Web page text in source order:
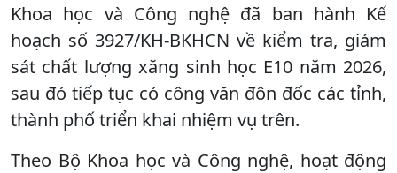
Khoa học và Công nghệ đã ban hành Kế
hoạch số 3927/KH-BKHCN về kiểm tra, giám
sát chất lượng xăng sinh học E10 năm 2026,
sau đó tiếp tục có công văn đôn đốc các tỉnh,
thành phố triển khai nhiệm vụ trên.
Theo Bộ Khoa học và Công nghệ, hoạt động